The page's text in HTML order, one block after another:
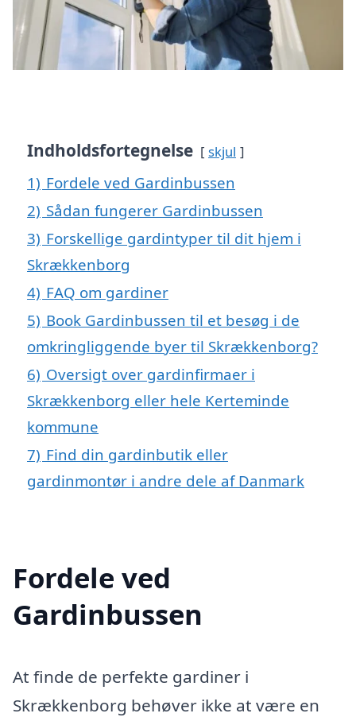
Indholdsfortegnelse skjul
1) Fordele ved Gardinbussen
2) Sådan fungerer Gardinbussen
3) Forskellige gardintyper til dit hjem i
Skrækkenborg
4) FAQ om gardiner
5) Book Gardinbussen til et besøg i de
omkringliggende byer til Skrækkenborg?
6) Oversigt over gardinfirmaer i
Skrækkenborg eller hele Kerteminde
kommune
7) Find din gardinbutik eller
gardinmontør i andre dele af Danmark
Fordele ved
Gardinbussen
At finde de perfekte gardiner i
Skrækkenborg behøver ikke at være en